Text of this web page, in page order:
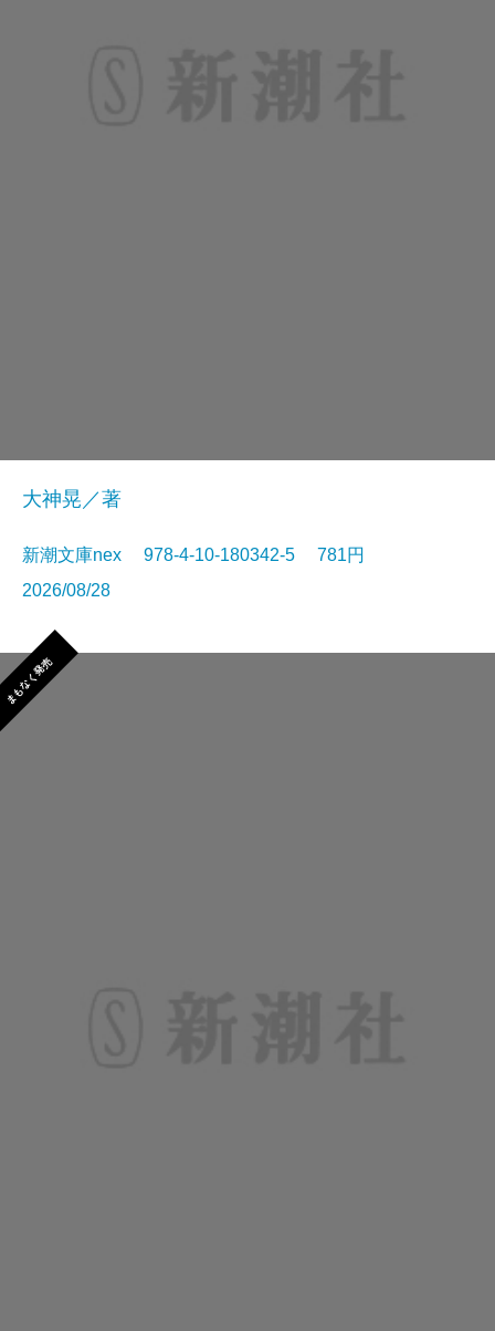
大神晃／著
新潮文庫nex 978-4-10-180342-5 781円
2026/08/28
まもなく発売